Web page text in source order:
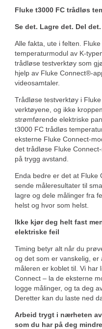
Fluke t3000 FC trådløs
Se det. Lagre det. Del det.
Alle fakta, ute i felten.
temperaturmodul av K-
trådløse testverktøy som
hjelp av Fluke Connect®-
videosamtaler.
Trådløse testverktøy i
verktøyene, og ikke
strømførende elektriske
t3000 FC trådløs
eksterne Fluke Connect-
det trådløse Fluke
på trygg avstand.
Enda bedre er det at Fluke
sende måleresultater til
lagre og dele målinger fra
helst og hvor som helst.
Ikke kjør deg helt fast
elektriske feil
Timing betyr alt når du
og det som er vanskelig,
måleren er koblet til. Vi har
Connect – la de eksterne
logge målinger, og ta deg
Deretter kan du laste ned
Arbeid trygt i nærheten
som du har på deg